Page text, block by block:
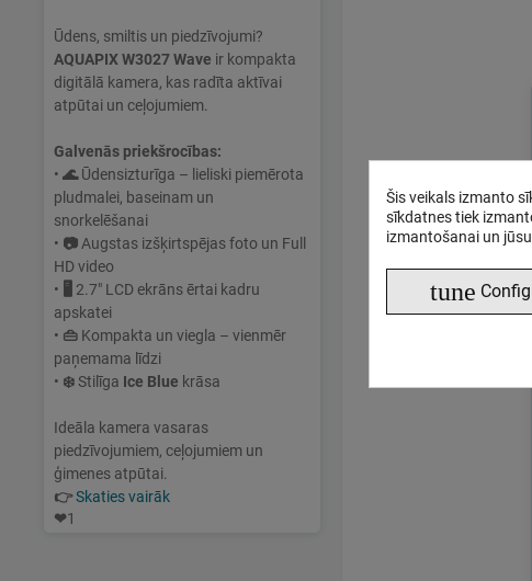
Šis veikals izmanto
sīkdatnes tiek
izmantošanai un
tune
Ūdens, smiltis un piedzīvojumi?
AQUAPIX W3027 Wave ir kompakta
digitālā kamera, kas radīta aktīvai
atpūtai un ceļojumiem.
Galvenās priekšrocības:
• 🌊Ūdensizturīga – lieliski piemērota
pludmalei, baseinam un
snorkelēšanai
• 📷 Augstas izšķirtspējas foto un Full
HD video
• 🖥 2.7" LCD ekrāns ērtai kadru
apskatei
• 👜 Kompakta un viegla – vienmēr
paņemama līdzi
• ❄️Stilīga Ice Blue krāsa
Ideāla kamera vasaras
piedzīvojumiem, ceļojumiem un
ģimenes atpūtai.
👉Skaties vairāk
❤1